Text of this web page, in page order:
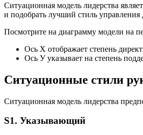
Ситуационная модель лидерства
и подобрать лучший стиль управления
Посмотрите на диаграмму модели на
Ось Х отображает степень
Ось У указывает на степень
Ситуационные стили
Ситуационная модель лидерства
S1. Указывающий